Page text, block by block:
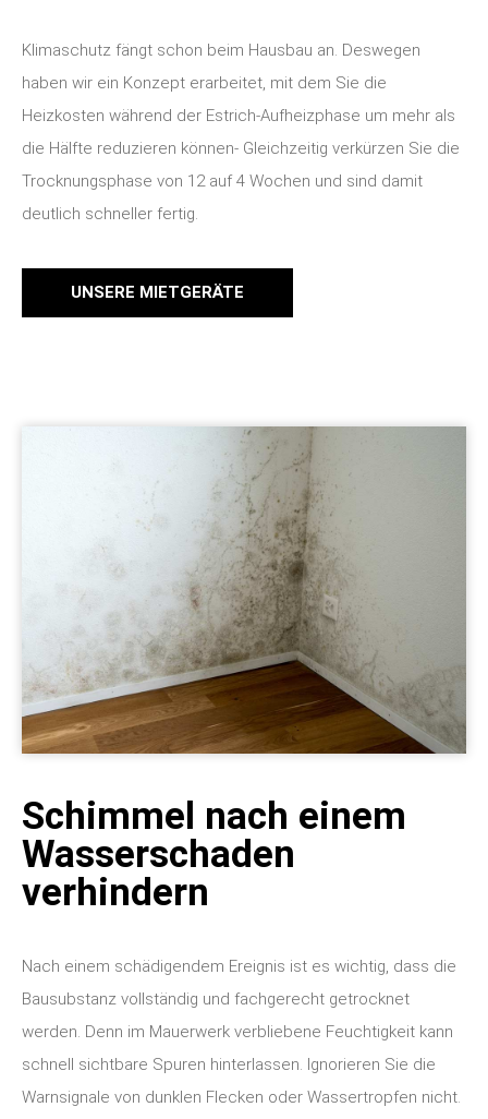
Klimaschutz fängt schon beim Hausbau an. Deswegen
haben wir ein Konzept erarbeitet, mit dem Sie die
Heizkosten während der Estrich-Aufheizphase um mehr als
die Hälfte reduzieren können- Gleichzeitig verkürzen Sie die
Trocknungsphase von 12 auf 4 Wochen und sind damit
deutlich schneller fertig.
UNSERE MIETGERÄTE
Schimmel nach einem
Wasserschaden
verhindern
Nach einem schädigendem Ereignis ist es wichtig, dass die
Bausubstanz vollständig und fachgerecht getrocknet
werden. Denn im Mauerwerk verbliebene Feuchtigkeit kann
schnell sichtbare Spuren hinterlassen. Ignorieren Sie die
Warnsignale von dunklen Flecken oder Wassertropfen nicht.